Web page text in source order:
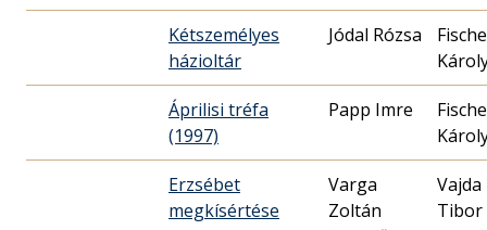
Kétszemélyes
házioltár
Jódal Rózsa
Áprilisi tréfa
(1997)
Papp Imre
Erzsébet
megkísértése
Varga
Zoltán
Vajda
Tibor